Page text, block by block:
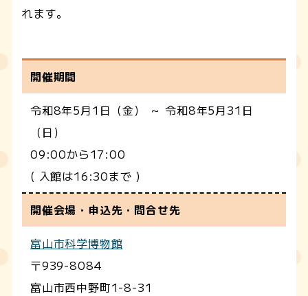
れます。
開催期間
令和8年5月1日（金） ～ 令和8年5月31日
（日）
09:00から17:00
( 入館は16:30まで )
開催会場・申込先・問合せ先
富山市科学博物館
〒939-8084
富山市西中野町1-8-31